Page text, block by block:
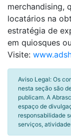
merchandising,
locatários na
estratégia de
em quiosques
Visite:
Aviso Legal: Os
nesta seção são
publicam. A
espaço de
responsabilidade
serviços,